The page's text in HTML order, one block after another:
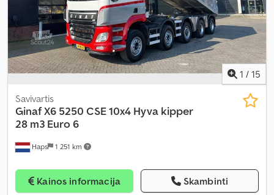
1 / 15
Haps 1 251 km
Savivartis
GinafX6 5250 CSE 10x4 Hyva kipper
28 m3 Euro 6
Kainos informacija Skambinti